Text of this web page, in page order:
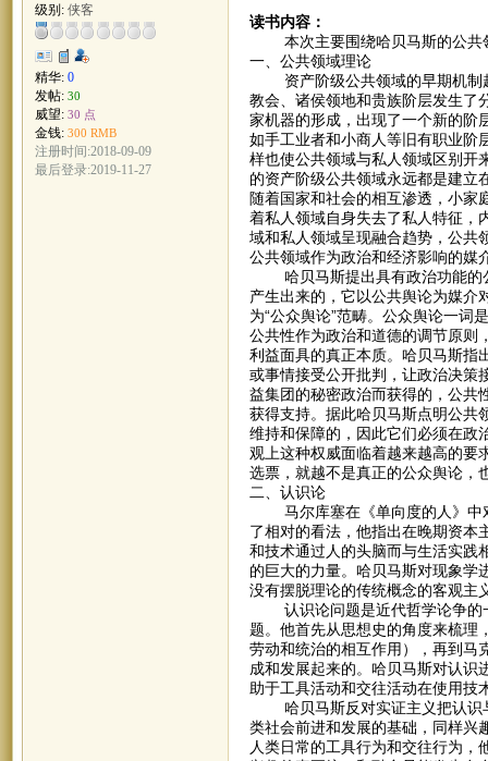
级别: 侠客
精华: 0
发帖: 30
威望: 30 点
金钱: 300 RMB
注册时间:2018-09-09
最后登录:2019-11-27
读书内容：
本次主要围绕哈贝马斯的公共
一、公共领域理论
资产阶级公共领域的早期机制起
教会、诸侯领地和贵族阶层发生了
家机器的形成，出现了一个新的阶
如手工业者和小商人等旧有职业阶
样也使公共领域与私人领域区别开
的资产阶级公共领域永远都是建立
随着国家和社会的相互渗透，小家
着私人领域自身失去了私人特征，
域和私人领域呈现融合趋势，公共
公共领域作为政治和经济影响的媒
哈贝马斯提出具有政治功能的公
产生出来的，它以公共舆论为媒介
为“公众舆论”范畴。公众舆论一词
公共性作为政治和道德的调节原则
利益面具的真正本质。哈贝马斯指
或事情接受公开批判，让政治决策
益集团的秘密政治而获得的，公共
获得支持。据此哈贝马斯点明公共
维持和保障的，因此它们必须在政
观上这种权威面临着越来越高的要
选票，就越不是真正的公众舆论，
二、认识论
马尔库塞在《单向度的人》中对
了相对的看法，他指出在晚期资本
和技术通过人的头脑而与生活实践
的巨大的力量。哈贝马斯对现象学
没有摆脱理论的传统概念的客观主
认识论问题是近代哲学论争的一
题。他首先从思想史的角度来梳理
劳动和统治的相互作用），再到马
成和发展起来的。哈贝马斯对认识
助于工具活动和交往活动在使用技
哈贝马斯反对实证主义把认识与
类社会前进和发展的基础，同样兴
人类日常的工具行为和交往行为